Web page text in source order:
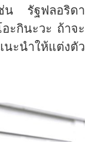
น รัฐฟลอริดา
ะกินะวะ ถ้าจะ
ะนำให้แต่งตัว